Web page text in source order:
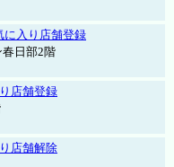
に入り店舗登録
日部2階
店舗登録
店舗解除